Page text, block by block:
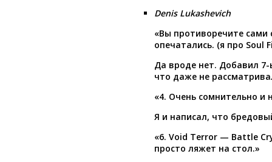
Denis Lukashevich
«Вы противоречите сами
опечатались. (я про Soul
Да вроде нет. Добавил
что даже не
«4. Очень сомнительно и
Я и написал, что
«6. Void Terror — Battle
просто ляжет на стол.»